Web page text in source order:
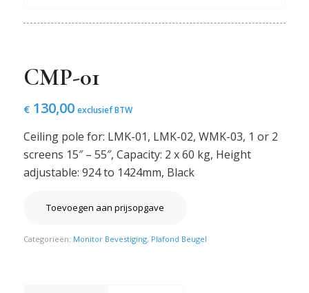
CMP-01
€130,00 exclusief BTW
Ceiling pole for: LMK-01, LMK-02, WMK-03, 1 or 2
screens 15″ – 55″, Capacity: 2 x 60 kg, Height
adjustable: 924 to 1424mm, Black
Toevoegen aan prijsopgave
Categorieën: Monitor Bevestiging, Plafond Beugel